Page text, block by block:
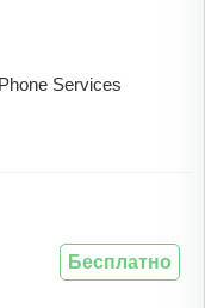
Services
Бесплатно